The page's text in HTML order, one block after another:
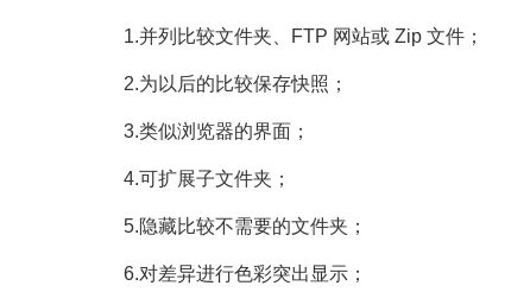
1.并列比较文件夹、FTP 网站或 Zip 文件；
2.为以后的比较保存快照；
3.类似浏览器的界面；
4.可扩展子文件夹；
5.隐藏比较不需要的文件夹；
6.对差异进行色彩突出显示；